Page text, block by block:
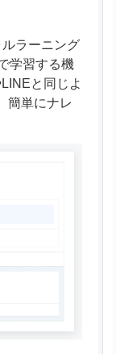
ラーニング
学習する機
と同じよ
簡単にナレ